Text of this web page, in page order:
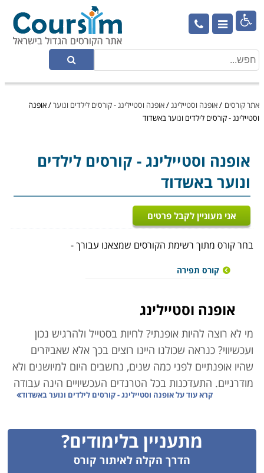

אתר קורסים /אופנה וסטיילינג/אופנה וסטיילינג - קורסים לילדים ונוער/אופנה
וסטיילינג - קורסים לילדים ונוער באשדוד
אופנה וסטיילינג - קורסים לילדים
ונוער באשדוד
אני מעוניין לקבל פרטים
בחר קורס מתוך רשימת הקורסים שמצאנו עבורך -
קורס תפירה
אופנה וסטיילינג
מי לא רוצה להיות אופנתי? לחיות בסטייל ולהרגיש נכון
ועכשיווי? כנראה שכולנו היינו רוצים בכך אלא שאביזרים
שהיו אופנתיים לפני כמה שנים, נחשבים היום למיושנים ולא
מודרניים. התעדכנות בכל הטרנדים העכשיויים הינה עבודה
במשרה מלאה, ואם אתם מאלה שתמיד יודעים מה "נכון"
בגד, כנראה שמקצועות האופנה והסטיילינג נועדו עבורכם.
אלא שאופנה וסטיילינג אינן כוללות רק בגדים ואקססוריז
אלא גם את עיצוב הבית, עיצוב משרדים ואפילו שזירת
קרא עוד עלאופנה וסטיילינג - קורסים לילדים ונוער באשדוד
מתעניין בלימודים?
הדרך הקלה לאיתור קורס